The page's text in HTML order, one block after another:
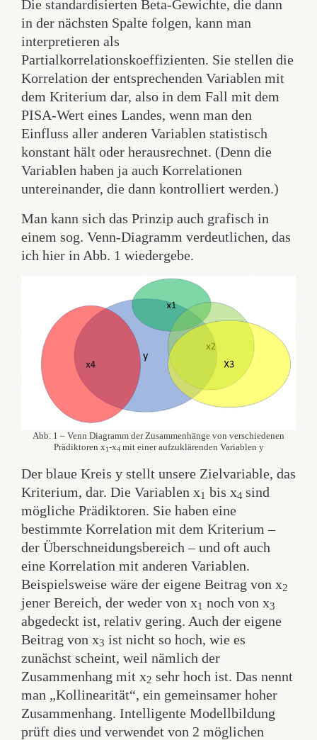
Die standardisierten Beta-Gewichte, die dann
in der nächsten Spalte folgen, kann man
interpretieren als
Partialkorrelationskoeffizienten. Sie stellen die
Korrelation der entsprechenden Variablen mit
dem Kriterium dar, also in dem Fall mit dem
PISA-Wert eines Landes, wenn man den
Einfluss aller anderen Variablen statistisch
konstant hält oder herausrechnet. (Denn die
Variablen haben ja auch Korrelationen
untereinander, die dann kontrolliert werden.)
Man kann sich das Prinzip auch grafisch in
einem sog. Venn-Diagramm verdeutlichen, das
ich hier in Abb. 1 wiedergebe.
Abb. 1 – Venn Diagramm der Zusammenhänge von verschiedenen
Prädiktoren x1-x4 mit einer aufzuklärenden Variablen y
Der blaue Kreis y stellt unsere Zielvariable, das
Kriterium, dar. Die Variablen x1 bis x4 sind
mögliche Prädiktoren. Sie haben eine
bestimmte Korrelation mit dem Kriterium –
der Überschneidungsbereich – und oft auch
eine Korrelation mit anderen Variablen.
Beispielsweise wäre der eigene Beitrag von x2
jener Bereich, der weder von x1 noch von x3
abgedeckt ist, relativ gering. Auch der eigene
Beitrag von x3 ist nicht so hoch, wie es
zunächst scheint, weil nämlich der
Zusammenhang mit x2 sehr hoch ist. Das nennt
man „Kollinearität“, ein gemeinsamer hoher
Zusammenhang. Intelligente Modellbildung
prüft dies und verwendet von 2 möglichen